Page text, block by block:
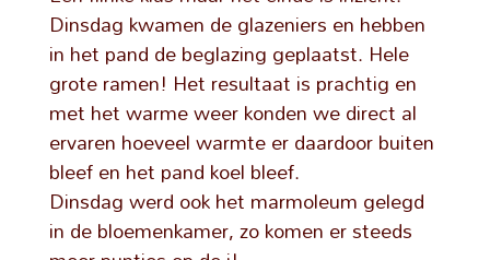
Dinsdag kwamen de glazeniers en hebben
in het pand de beglazing geplaatst. Hele
grote ramen! Het resultaat is prachtig en
met het warme weer konden we direct al
ervaren hoeveel warmte er daardoor buiten
bleef en het pand koel bleef.
Dinsdag werd ook het marmoleum gelegd
in de bloemenkamer, zo komen er steeds